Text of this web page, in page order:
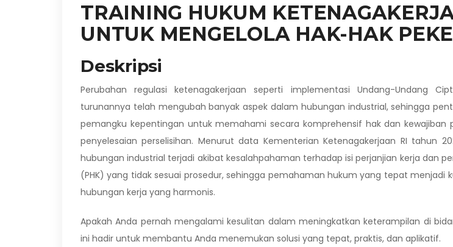
TRAINING HUKUM
UNTUK MENGELOLA HAK-HAK
Deskripsi
Perubahan regulasi ketenagakerjaan seperti implementasi Undang-Undang
turunannya telah mengubah banyak aspek dalam hubungan industrial, sehingga
pemangku kepentingan untuk memahami secara komprehensif hak dan kewajiban
penyelesaian perselisihan. Menurut data Kementerian Ketenagakerjaan RI tahun
hubungan industrial terjadi akibat kesalahpahaman terhadap isi perjanjian kerja dan
(PHK) yang tidak sesuai prosedur, sehingga pemahaman hukum yang tepat menjadi
hubungan kerja yang harmonis.
Apakah Anda pernah mengalami kesulitan dalam meningkatkan keterampilan di
ini hadir untuk membantu Anda menemukan solusi yang tepat, praktis, dan aplikatif.